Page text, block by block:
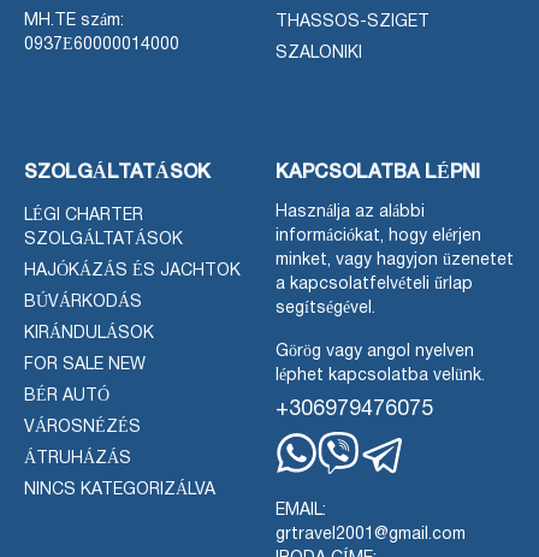
MH.TE szám:
0937Ε60000014000
THASSOS-SZIGET
SZALONIKI
SZOLGÁLTATÁSOK
LÉGI CHARTER
SZOLGÁLTATÁSOK
HAJÓKÁZÁS ÉS JACHTOK
BÚVÁRKODÁS
KIRÁNDULÁSOK
FOR SALE NEW
BÉR AUTÓ
VÁROSNÉZÉS
ÁTRUHÁZÁS
NINCS KATEGORIZÁLVA
KAPCSOLATBA LÉPNI
Használja az alábbi
információkat, hogy elérjen
minket, vagy hagyjon üzenetet
a kapcsolatfelvételi űrlap
segítségével.
Görög vagy angol nyelven
léphet kapcsolatba velünk.
+306979476075
EMAIL:
grtravel2001@gmail.com